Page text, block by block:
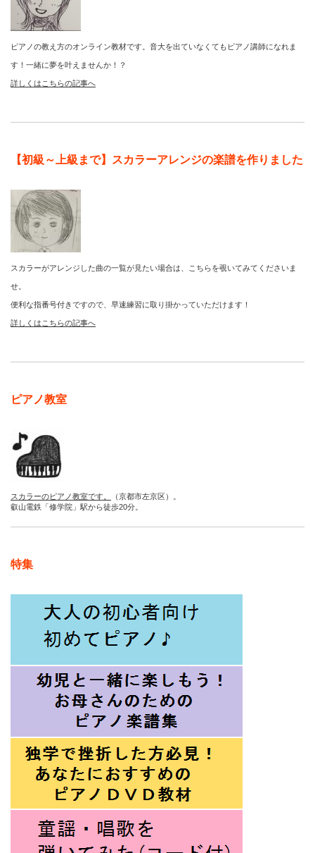
ピアノの教え方のオンライン教材です。音大を出ていなくてもピアノ講師になれま
す！一緒に夢を叶えませんか！？
詳しくはこちらの記事へ
【初級～上級まで】スカラーアレンジの楽譜を作りました
スカラーがアレンジした曲の一覧が見たい場合は、こちらを覗いてみてくださいま
せ。
便利な指番号付きですので、早速練習に取り掛かっていただけます！
詳しくはこちらの記事へ
ピアノ教室
スカラーのピアノ教室です。
（京都市左京区）。
叡山電鉄「修学院」駅から徒歩20分。
特集